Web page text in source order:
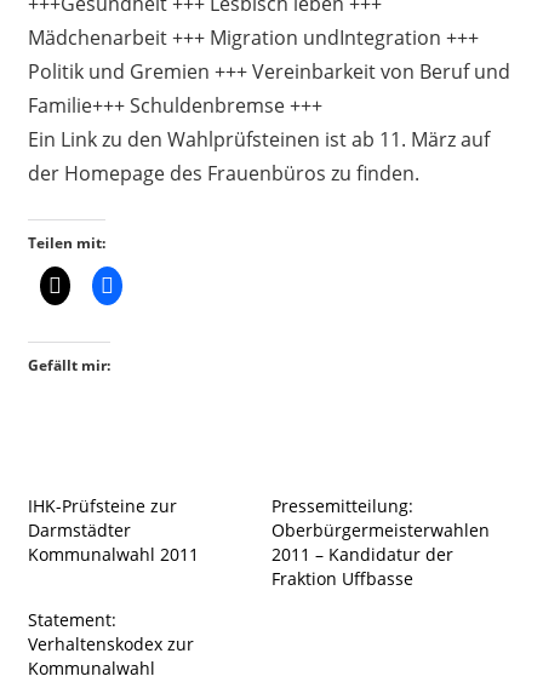
Mädchenarbeit +++ Migration undIntegration +++
Politik und Gremien +++ Vereinbarkeit von Beruf und
Familie+++ Schuldenbremse +++
Ein Link zu den Wahlprüfsteinen ist ab 11. März auf
der Homepage des Frauenbüros zu finden.
Teilen mit:
Gefällt mir:
IHK-Prüfsteine zur
Darmstädter
Kommunalwahl 2011
Pressemitteilung:
Oberbürgermeisterwahlen
2011 – Kandidatur der
Fraktion Uffbasse
Statement:
Verhaltenskodex zur
Kommunalwahl